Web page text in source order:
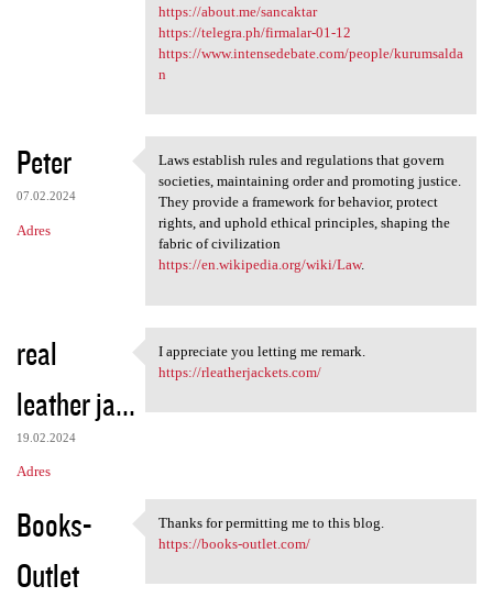
https://about.me/sancaktar
https://telegra.ph/firmalar-01-12
https://www.intensedebate.com/people/kurumsalda
n
Peter
07.02.2024
Adres
Laws establish rules and
Laws establish rules and regulations that govern
societies, maintaining order and promoting justice.
They provide a framework for behavior, protect
rights, and uphold ethical principles, shaping the
fabric of civilization
https://en.wikipedia.org/wiki/Law.
real
leather ja...
19.02.2024
Adres
I appreciate you letting me
I appreciate you letting me remark.
https://rleatherjackets.com/
Books-
Outlet
Thanks for permitting me to
Thanks for permitting me to this blog.
https://books-outlet.com/